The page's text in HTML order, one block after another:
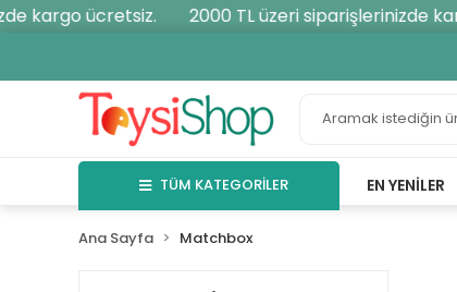
kargo ücretsiz. 2000 TL üzeri siparişlerinizde
TÜM KATEGORİLER EN YENILER
Ana Sayfa Matchbox